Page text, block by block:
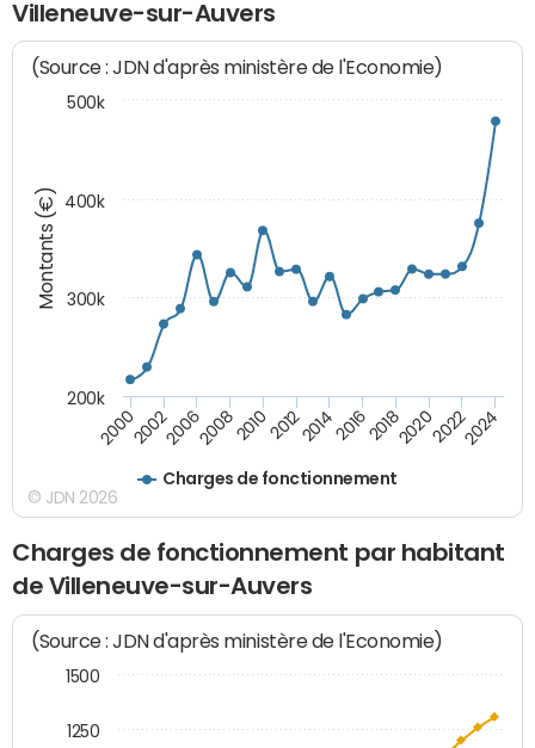
Villeneuve-sur-Auvers
Montants (€)
(Source : JDN d'après ministère de l'Economie)
Charges de fonctionnement
200020022006200820102012201420162018202020222024
200k
300k
400k
500k
© JDN 2026
Charges de fonctionnement par habitant
de Villeneuve-sur-Auvers
(Source : JDN d'après ministère de l'Economie)
1250
1500